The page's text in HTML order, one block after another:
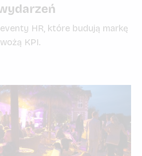
HR, które budują markę
KPI.